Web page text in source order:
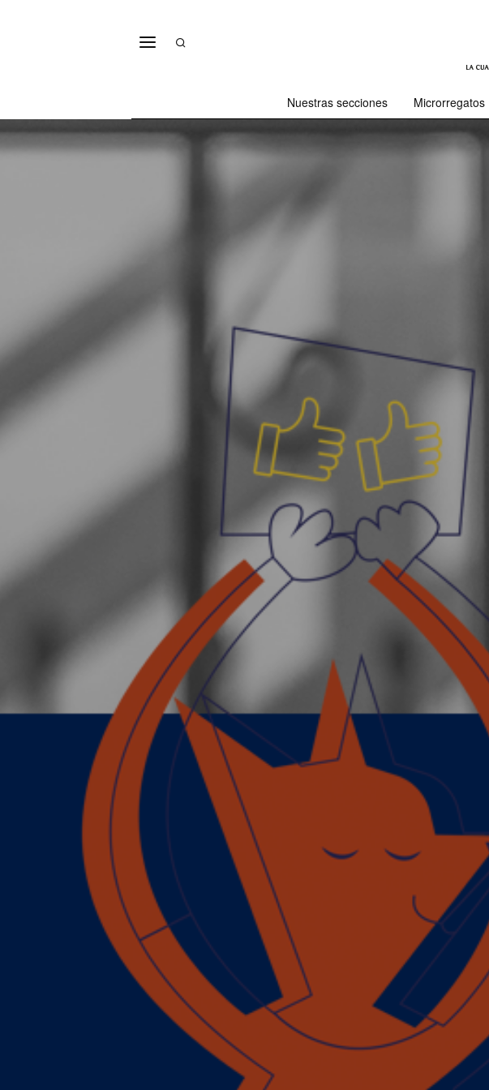
Nuestras secciones Microrregatos